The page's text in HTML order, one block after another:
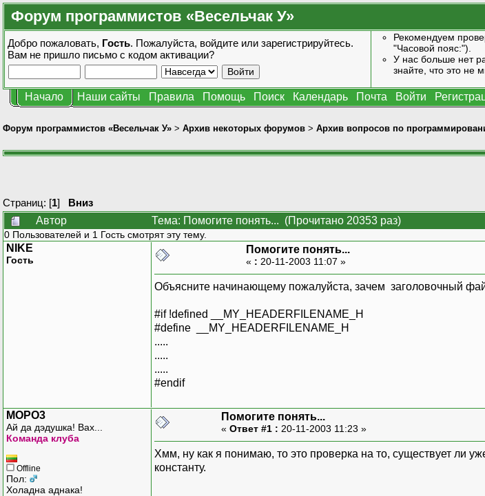
Форум программистов «Весельчак У»
Добро пожаловать, Гость. Пожалуйста, войдите или зарегистрируйтесь.
Вам не пришло письмо с кодом активации?
Рекомендуем
"Часовой пояс:").
У нас больше нет
знайте, что это не
Начало Наши сайты Правила Помощь Поиск Календарь Почта Войти
Форум программистов «Весельчак У» > Архив некоторых форумов > Архив вопросов по
Страниц: [1] Вниз
Автор
Тема: Помогите понять... (Прочитано 20353 раз)
0 Пользователей и 1 Гость смотрят эту тему.
NIKE
Гость
Помогите понять...
« : 20-11-2003 11:07 »
Объясните начинающему пожалуйста, зачем заголовочный
#if !defined __MY_HEADERFILENAME_H
#define __MY_HEADERFILENAME_H
.....
.....
.....
#endif
MOPO3
Ай да дэдушка! Вах...
Команда клуба
Offline
Пол:
Холадна аднака!
Помогите понять...
« Ответ #1 : 20-11-2003 11:23 »
Хмм, ну как я понимаю, то это проверка на то, существует ли
константу.